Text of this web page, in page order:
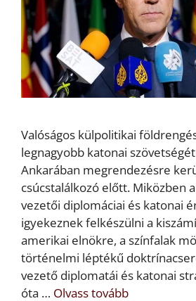
Valóságos külpolitikai
legnagyobb katonai
Ankarában megrendezésre
csúcstalálkozó előtt. Miközben
vezetői diplomáciai és katonai
igyekeznek felkészülni a
amerikai elnökre, a színfalak
történelmi léptékű
vezető diplomatái és katonai
óta … Olvass tovább